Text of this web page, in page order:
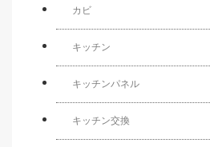
カビ
キッチン
キッチンパネル
キッチン交換